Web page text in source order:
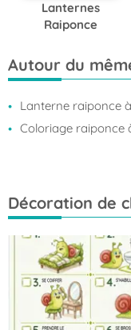
Lanternes
Raiponce
Autour du
Lanterne raiponce
Coloriage raiponce
Décoration de